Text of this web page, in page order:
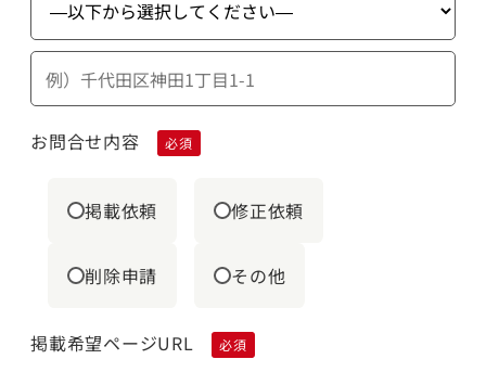
お問合せ内容 必須
掲載依頼 修正依頼
削除申請 その他
掲載希望ページURL 必須